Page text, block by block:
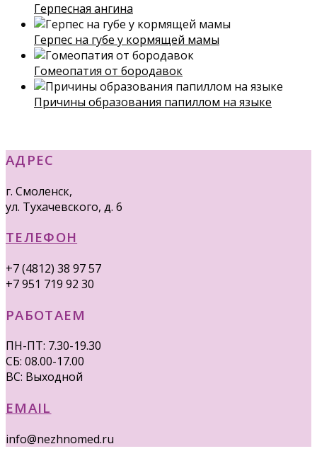
Герпесная ангина
Герпес на губе у кормящей мамы
Гомеопатия от бородавок
Причины образования папиллом на языке
АДРЕС
г. Смоленск,
ул. Тухачевского, д. 6
ТЕЛЕФОН
+7 (4812) 38 97 57
+7 951 719 92 30
РАБОТАЕМ
ПН-ПТ: 7.30-19.30
СБ: 08.00-17.00
ВС: Выходной
EMAIL
info@nezhnomed.ru